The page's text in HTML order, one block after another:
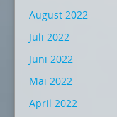
August 2022
Juli 2022
Juni 2022
Mai 2022
April 2022